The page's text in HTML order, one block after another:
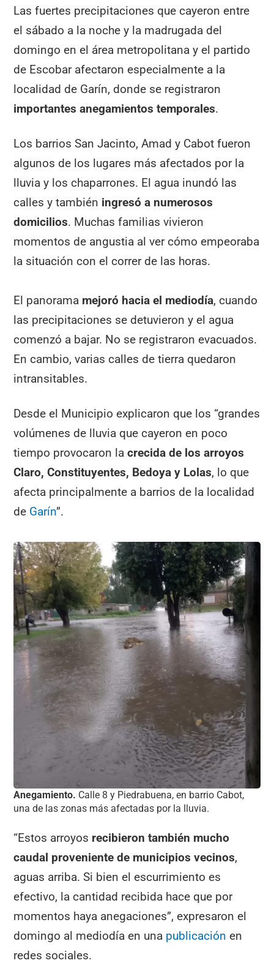
Las fuertes precipitaciones que cayeron entre
el sábado a la noche y la madrugada del
domingo en el área metropolitana y el partido
de Escobar afectaron especialmente a la
localidad de Garín, donde se registraron
importantes anegamientos temporales.
Los barrios San Jacinto, Amad y Cabot fueron
algunos de los lugares más afectados por la
lluvia y los chaparrones. El agua inundó las
calles y también ingresó a numerosos
domicilios. Muchas familias vivieron
momentos de angustia al ver cómo empeoraba
la situación con el correr de las horas.
El panorama mejoró hacia el mediodía, cuando
las precipitaciones se detuvieron y el agua
comenzó a bajar. No se registraron evacuados.
En cambio, varias calles de tierra quedaron
intransitables.
Desde el Municipio explicaron que los “grandes
volúmenes de lluvia que cayeron en poco
tiempo provocaron lacrecida de los arroyos
Claro, Constituyentes, Bedoya y Lolas, lo que
afecta principalmente a barrios de la localidad
de Garín”.
Anegamiento. Calle 8 y Piedrabuena, en barrio Cabot,
una de las zonas más afectadas por la lluvia.
“Estos arroyos recibieron también mucho
caudal proveniente de municipios vecinos,
aguas arriba. Si bien el escurrimiento es
efectivo, la cantidad recibida hace que por
momentos haya anegaciones”, expresaron el
domingo al mediodía en una publicación en
redes sociales.